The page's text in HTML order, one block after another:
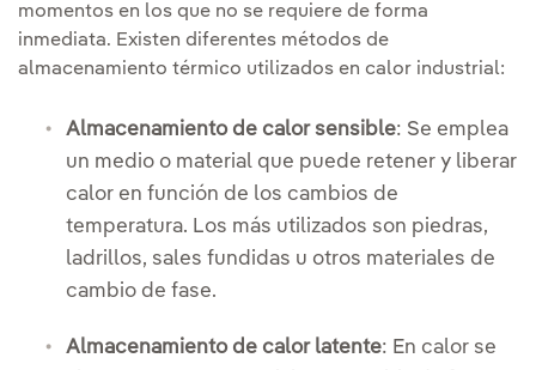
momentos en los que no se requiere de forma
inmediata. Existen diferentes métodos de
almacenamiento térmico utilizados en calor industrial:
Almacenamiento de calor sensible: Se emplea
un medio o material que puede retener y liberar
calor en función de los cambios de
temperatura. Los más utilizados son piedras,
ladrillos, sales fundidas u otros materiales de
cambio de fase.
Almacenamiento de calor latente: En calor se